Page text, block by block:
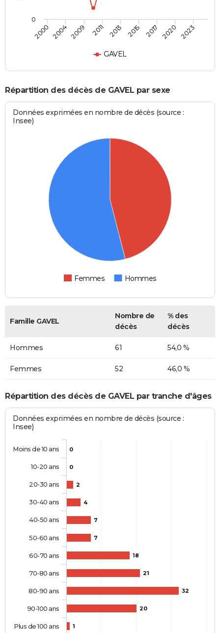
GAVEL
2000 2004 2009 2011 2013 2015 2017 2020 2023
0
Répartition des décès de GAVEL par sexe
Données exprimées en nombre de décès (source :
Insee)
Femmes Hommes
Famille GAVEL
Nombre de
décès
% des
décès
Hommes 61 54,0 %
Femmes 52 46,0 %
Répartition des décès de GAVEL par tranche d'âges
Données exprimées en nombre de décès (source :
Insee)
0
0
2
4
7
7
18
21
32
20
1
Moins de 10 ans
10-20 ans
20-30 ans
30-40 ans
40-50 ans
50-60 ans
60-70 ans
70-80 ans
80-90 ans
90-100 ans
Plus de 100 ans